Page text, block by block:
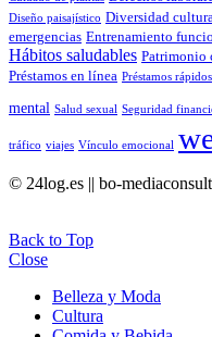
Diseño paisajístico Diversidad
emergencias Entrenamiento
Hábitos saludables Patrimonio
Préstamos en línea Préstamos rápidos
mental Salud sexual Seguridad
tráfico viajes Vínculo emocional
© 24log.es || bo-mediaconsult
Back to Top
Close
Belleza y Moda
Cultura